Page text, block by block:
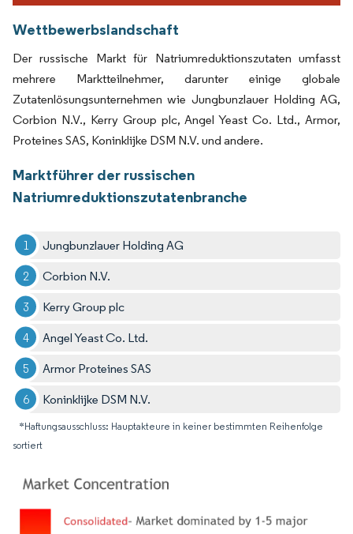
Wettbewerbslandschaft
Der russische Markt für Natriumreduktionszutaten umfasst
mehrere Marktteilnehmer, darunter einige globale
Zutatenlösungsunternehmen wie Jungbunzlauer Holding AG,
Corbion N.V., Kerry Group plc, Angel Yeast Co. Ltd., Armor,
Proteines SAS, Koninklijke DSM N.V. und andere.
Marktführer der russischen
Natriumreduktionszutatenbranche
Jungbunzlauer Holding AG
Corbion N.V.
Kerry Group plc
Angel Yeast Co. Ltd.
Armor Proteines SAS
Koninklijke DSM N.V.
*Haftungsausschluss: Hauptakteure in keiner bestimmten Reihenfolge
sortiert